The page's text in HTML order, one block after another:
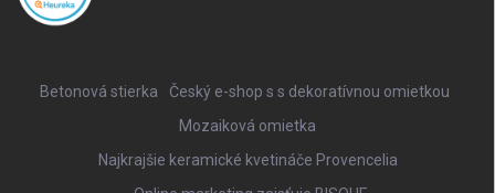
Betonová stierka
Český e-shop s s dekoratívnou omietkou
Mozaiková omietka
Najkrajšie keramické kvetináče Provencelia